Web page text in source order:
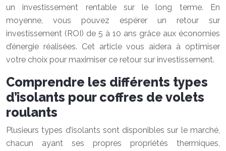
un investissement rentable sur le long terme. En
moyenne, vous pouvez espérer un retour sur
investissement (ROI) de 5 à 10 ans grâce aux économies
d’énergie réalisées. Cet article vous aidera à optimiser
votre choix pour maximiser ce retour sur investissement.
Comprendre les différents types
d’isolants pour coffres de volets
roulants
Plusieurs types d’isolants sont disponibles sur le marché,
chacun ayant ses propres propriétés thermiques,